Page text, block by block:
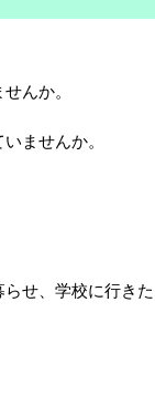
んか。
ませんか。
せ、学校に行きた